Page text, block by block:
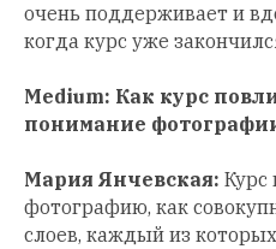
очень поддерживает и
когда курс уже
Medium: Как курс
понимание
Мария Янчевская: Курс
фотографию, как
слоев, каждый из